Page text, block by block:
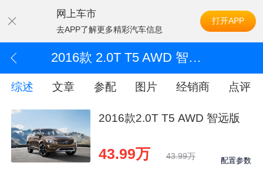
网上车市
去APP了解更多精彩汽车信息
打开APP
2016款 2.0T T5 AWD 智远版
综述 文章 参配 图片 经销商 点评
2016款2.0T T5 AWD 智远版
43.99万 43.99万 配置参数